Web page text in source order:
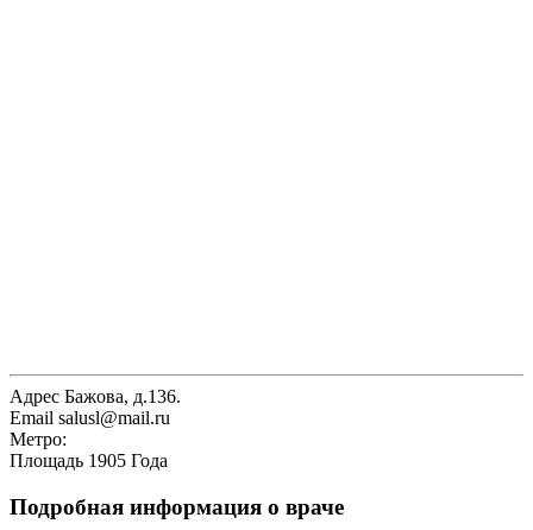
Адрес Бажова, д.136.
Email salusl@mail.ru
Метро:
Площадь 1905 Года
Подробная информация о враче